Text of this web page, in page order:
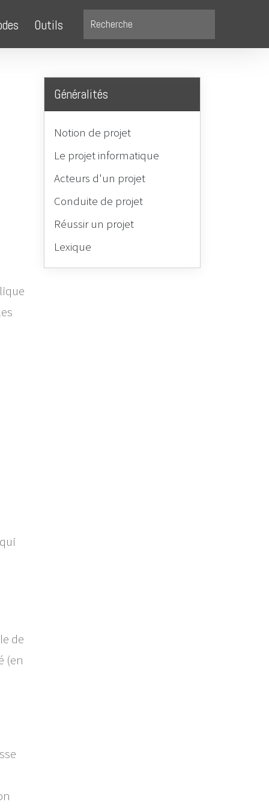
Outils
de
(en
Généralités
Notion de projet
Le projet informatique
Acteurs d'un projet
Conduite de projet
Réussir un projet
Lexique